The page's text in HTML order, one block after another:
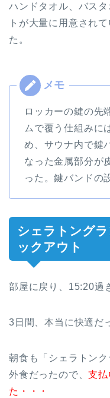
ハンドタオル、バス
トが大量に用意され
た。
ロッカーの鍵の先
ムで覆う仕組みに
め、サウナ内で鍵
なった金属部分が
った。鍵バンドの
シェラトング
ックアウト
部屋に戻り、15:20過
3日間、本当に快適だ
朝食も「シェラトン
外食だったので、支払
た・・・